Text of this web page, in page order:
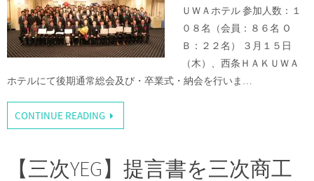
ＵＷＡホテル 参加人数：１
０８名（会員：８６名 Ｏ
Ｂ：２２名） ３月１５日
（木）、西条ＨＡＫＵＷＡ
ホテルにて後期通常総会及び・卒業式・納会を行いま…
CONTINUE READING
【三次YEG】提言書を三次商工